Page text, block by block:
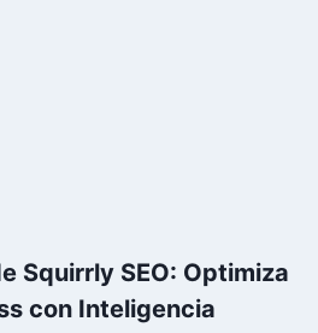
Squirrly SEO: Optimiza
con Inteligencia